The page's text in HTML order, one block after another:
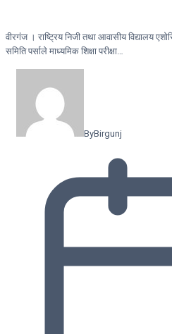
वीरगंज । राष्ट्रिय निजी तथा आवासीय विद्यालय
समिति पर्साले माध्यमिक शिक्षा परीक्षा…
ByBirgunj